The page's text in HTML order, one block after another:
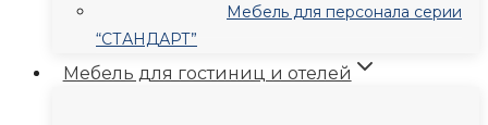
Мебель для персонала серии
“СТАНДАРТ”
Мебель для гостиниц и отелей